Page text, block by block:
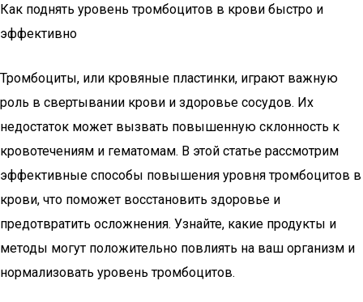
Как поднять уровень тромбоцитов в крови быстро и
эффективно
Тромбоциты, или кровяные пластинки, играют важную
роль в свертывании крови и здоровье сосудов. Их
недостаток может вызвать повышенную склонность к
кровотечениям и гематомам. В этой статье рассмотрим
эффективные способы повышения уровня тромбоцитов в
крови, что поможет восстановить здоровье и
предотвратить осложнения. Узнайте, какие продукты и
методы могут положительно повлиять на ваш организм и
нормализовать уровень тромбоцитов.